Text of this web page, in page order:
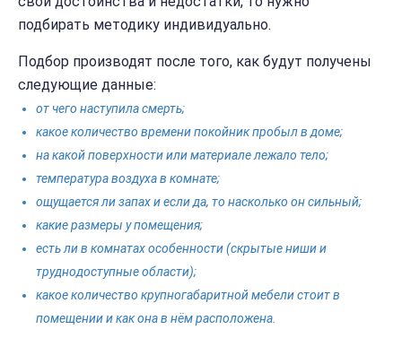
подбирать методику индивидуально.
Подбор производят после того, как будут получены
следующие данные:
от чего наступила смерть;
какое количество времени покойник пробыл в доме;
на какой поверхности или материале лежало тело;
температура воздуха в комнате;
ощущается ли запах и если да, то насколько он сильный;
какие размеры у помещения;
есть ли в комнатах особенности (скрытые ниши и
труднодоступные области);
какое количество крупногабаритной мебели стоит в
помещении и как она в нём расположена.